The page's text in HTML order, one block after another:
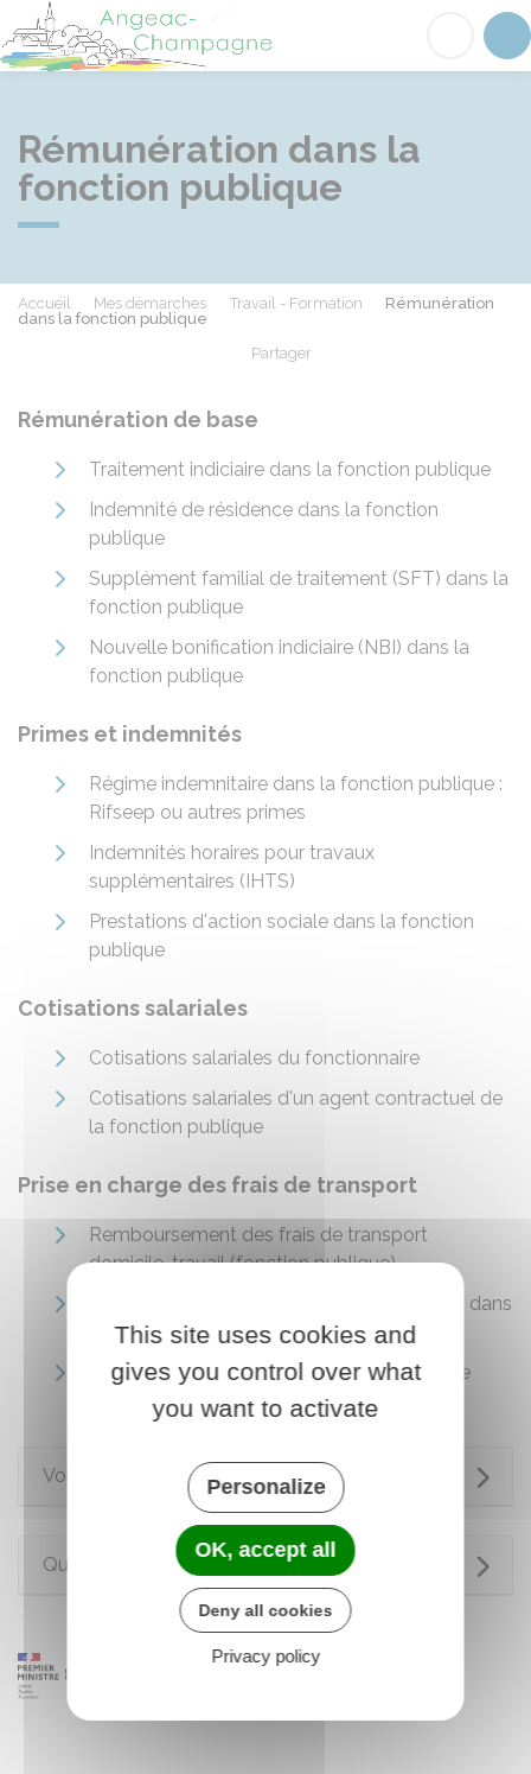
Angeac-Champagne
Rémunération dans la
fonction publique
Accueil Mes démarches Travail - Formation
Rémunération
dans la fonction publique
Partager
Rémunération de base
Traitement indiciaire dans la fonction publique
Indemnité de résidence dans la fonction
publique
Supplément familial de traitement (SFT) dans la
fonction publique
Nouvelle bonification indiciaire (NBI) dans la
fonction publique
Primes et indemnités
Régime indemnitaire dans la fonction publique :
Rifseep ou autres primes
Indemnités horaires pour travaux
supplémentaires (IHTS)
Prestations d'action sociale dans la fonction
publique
Cotisations salariales
Cotisations salariales du fonctionnaire
Cotisations salariales d'un agent contractuel de
la fonction publique
Prise en charge des frais de transport
Remboursement des frais de transport
domicile-travail (fonction publique)
Remboursement des frais de déplacement dans
la fonction publique
Prise en charge des frais de changement de
résidence (fonction publique)
Voir aussi
Questions ? Réponses !
This site uses cookies and
gives you control over what
you want to activate
Personalize
OK, accept all
Deny all cookies
Privacy policy